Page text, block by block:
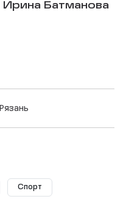
Ирина Батманова
Рязань
Спорт